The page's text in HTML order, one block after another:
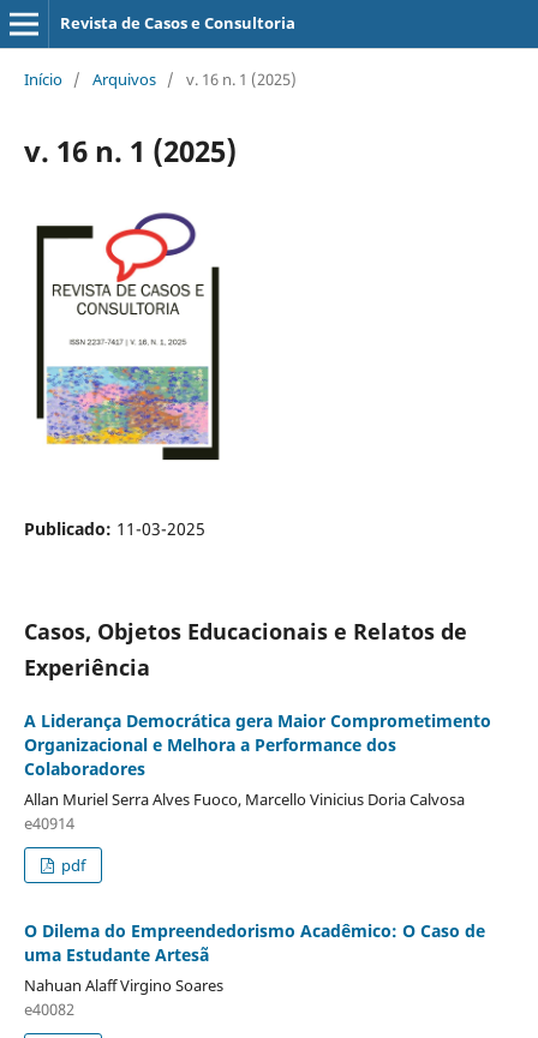
Revista de Casos e Consultoria
Início / Arquivos / v. 16 n. 1 (2025)
v. 16 n. 1 (2025)
Publicado: 11-03-2025
Casos, Objetos Educacionais e Relatos de
Experiência
A Liderança Democrática gera Maior Comprometimento
Organizacional e Melhora a Performance dos
Colaboradores
Allan Muriel Serra Alves Fuoco, Marcello Vinicius Doria Calvosa
e40914
pdf
O Dilema do Empreendedorismo Acadêmico: O Caso de
uma Estudante Artesã
Nahuan Alaff Virgino Soares
e40082